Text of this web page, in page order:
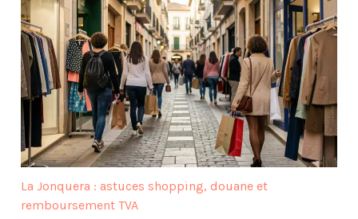
La Jonquera : astuces shopping, douane et
remboursement TVA